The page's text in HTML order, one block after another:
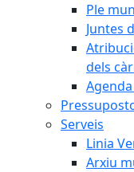
Ple
Juntes
dels
Serveis
Linia
Arxiu